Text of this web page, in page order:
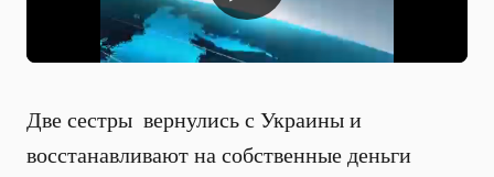
Две сестры вернулись с Украины и
восстанавливают на собственные деньги